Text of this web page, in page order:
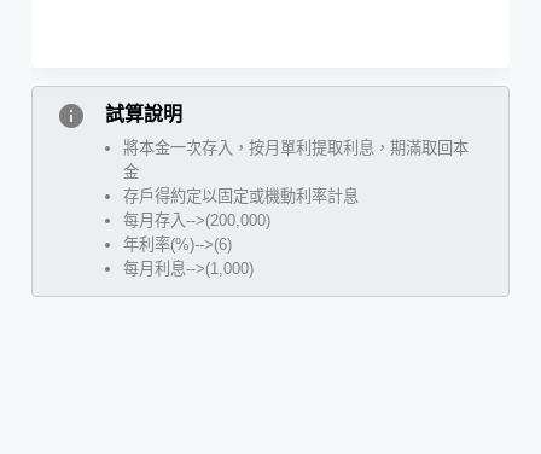
info 試算說明
將本金一次存入，按月單利提取利息，期滿取回本
金
存戶得約定以固定或機動利率計息
每月存入-->(200,000)
年利率(%)-->(6)
每月利息-->(1,000)